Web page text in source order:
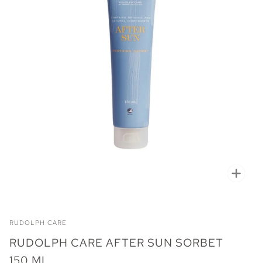
RUDOLPH CARE
RUDOLPH CARE AFTER SUN SORBET